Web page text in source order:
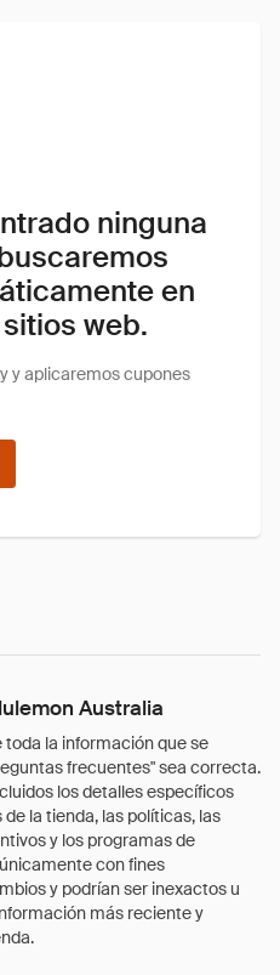
ninguna
en
web.
y aplicaremos cupones
Australia
la información que se
frecuentes" sea correcta.
los detalles específicos
la tienda, las políticas, las
y los programas de
con fines
y podrían ser inexactos u
más reciente y